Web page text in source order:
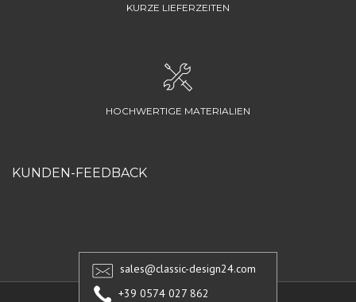
KURZE LIEFERZEITEN
HOCHWERTIGE MATERIALIEN
KUNDEN-FEEDBACK
sales@classic-design24.com
+39 0574 027 862